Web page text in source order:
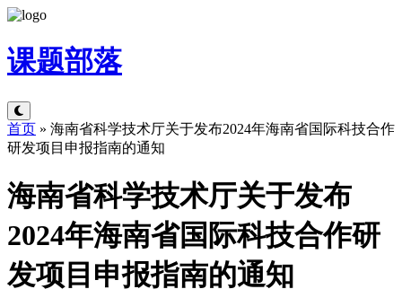
课题部落
首页 » 海南省科学技术厅关于发布2024年海南省国际科技合作
研发项目申报指南的通知
海南省科学技术厅关于发布
2024年海南省国际科技合作研
发项目申报指南的通知